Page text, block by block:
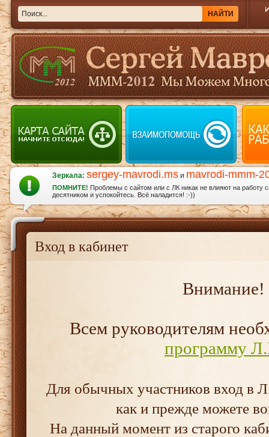
Зеркала: sergey-mavrodi.ms и mavrodi-mmm-
ПОМНИТЕ! Проблемы с сайтом или с ЛК никак не влияют на работу
десятником и успокойтесь. Всё наладится! :-))
Вход в кабинет
Внимание!
Всем руководителям
программу
Для обычных участников вход в
как и прежде можете
На данный момент из старого